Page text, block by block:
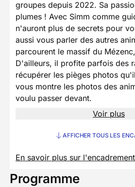
groupes depuis 2022. Sa
plumes ! Avec Simm comme
n'auront plus de secrets pour
aussi vous parler des autres
parcourent le massif du
D'ailleurs, il profite parfois des
récupérer les pièges photos
vous montre les photos des
voulu passer devant.
Voir plus
AFFICHER TOUS LES
En savoir plus sur l'encadrement
Programme